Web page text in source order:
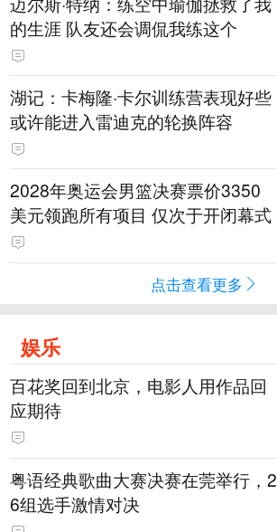
的生涯 队友还会调侃我练这个
湖记：卡梅隆·卡尔训练营表现好些
或许能进入雷迪克的轮换阵容
2028年奥运会男篮决赛票价3350
美元领跑所有项目 仅次于开闭幕式
点击查看更多
娱乐
百花奖回到北京，电影人用作品回
应期待
粤语经典歌曲大赛决赛在莞举行，2
6组选手激情对决